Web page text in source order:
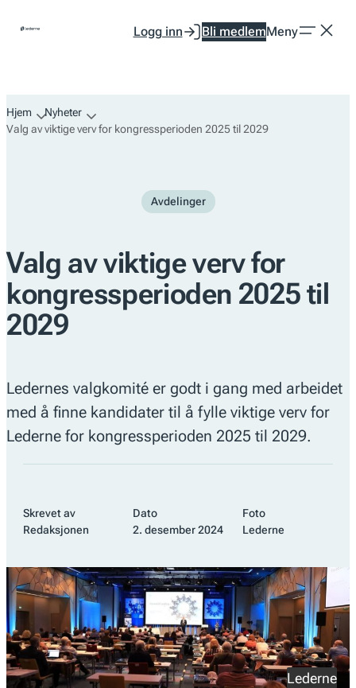
Logg inn Bli medlemMeny
Hjem
Nyheter
Valg av viktige verv for kongressperioden 2025 til 2029
Avdelinger
Valg av viktige verv for
kongressperioden 2025 til
2029
Ledernes valgkomité er godt i gang med arbeidet
med å finne kandidater til å fylle viktige verv for
Lederne for kongressperioden 2025 til 2029.
Skrevet av
Redaksjonen
Dato
2. desember 2024
Foto
Lederne
Lederne